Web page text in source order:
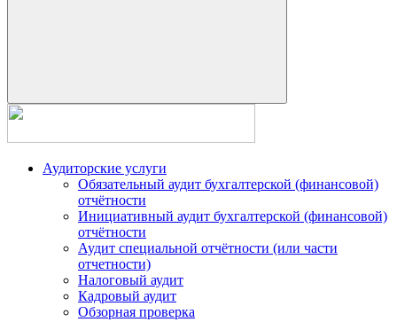
Аудиторские услуги
Обязательный аудит бухгалтерской (финансовой)
отчётности
Инициативный аудит бухгалтерской (финансовой)
отчётности
Аудит специальной отчётности (или части
отчетности)
Налоговый аудит
Кадровый аудит
Обзорная проверка